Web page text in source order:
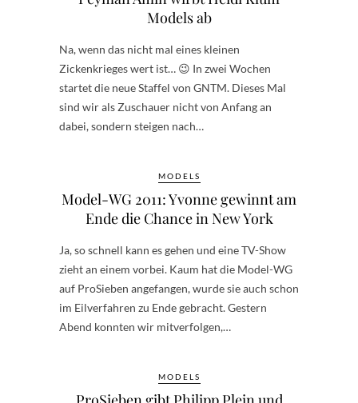
Models ab
Na, wenn das nicht mal eines kleinen
Zickenkrieges wert ist… 😉 In zwei Wochen
startet die neue Staffel von GNTM. Dieses Mal
sind wir als Zuschauer nicht von Anfang an
dabei, sondern steigen nach…
MODELS
Model-WG 2011: Yvonne gewinnt am
Ende die Chance in New York
Ja, so schnell kann es gehen und eine TV-Show
zieht an einem vorbei. Kaum hat die Model-WG
auf ProSieben angefangen, wurde sie auch schon
im Eilverfahren zu Ende gebracht. Gestern
Abend konnten wir mitverfolgen,…
MODELS